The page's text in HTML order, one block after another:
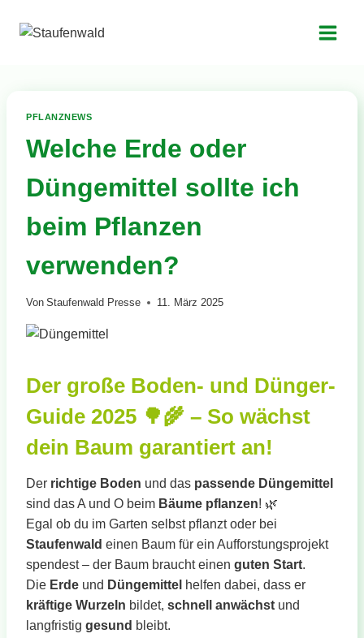
Inhalt
PFLANZNEWS
Welche Erde oder
Düngemittel sollte ich
beim Pflanzen
verwenden?
Von Staufenwald Presse 11. März 2025
Der große Boden- und Dünger-
Guide 2025 🌳🌾 – So wächst
dein Baum garantiert an!
Der richtige Boden und das passende Düngemittel
sind das A und O beim Bäume pflanzen! 🌿
Egal ob du im Garten selbst pflanzt oder bei
Staufenwald einen Baum für ein Aufforstungsprojekt
spendest – der Baum braucht einen guten Start.
Die Erde und Düngemittel helfen dabei, dass er
kräftige Wurzeln bildet, schnell anwächst und
langfristig gesund bleibt.